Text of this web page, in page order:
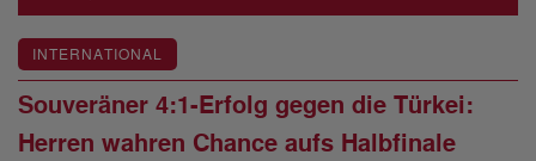
INTERNATIONAL
Souveräner 4:1-Erfolg gegen die Türkei:
Herren wahren Chance aufs Halbfinale